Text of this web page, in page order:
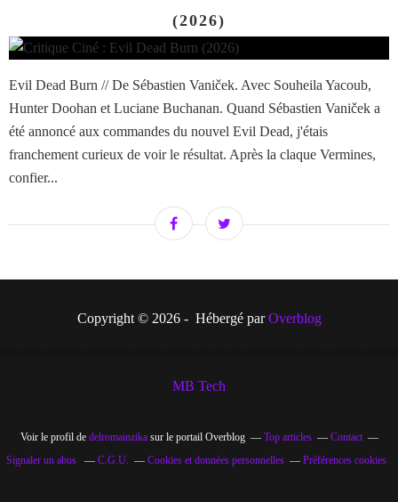
(2026)
Evil Dead Burn // De Sébastien Vaniček. Avec Souheila Yacoub,
Hunter Doohan et Luciane Buchanan. Quand Sébastien Vaniček a
été annoncé aux commandes du nouvel Evil Dead, j'étais
franchement curieux de voir le résultat. Après la claque Vermines,
confier...
Copyright © 2026 - Hébergé parOverblog
MB Tech
Voir le profil de delromainzikasur le portail Overblog Top articles
Contact
Signaler un abus
C.G.U. Cookies et données personnelles Préférences cookies